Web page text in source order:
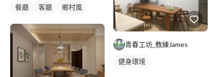
餐廳 客廳
鄉村風
青春工坊_教練James
健身環境